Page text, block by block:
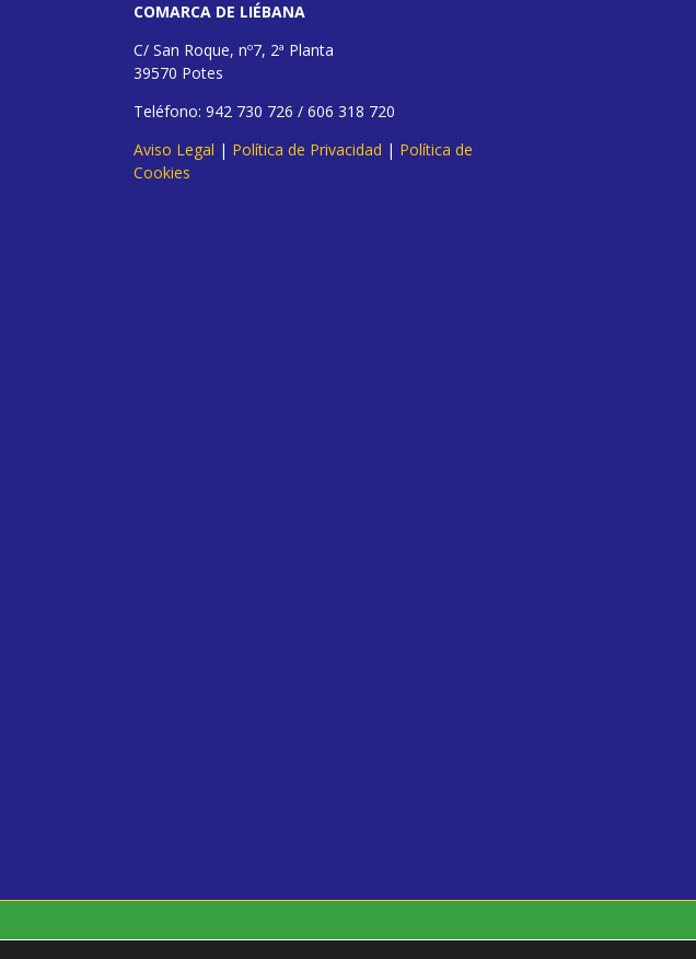
COMARCA DE LIÉBANA
C/ San Roque, nº7, 2ª Planta
39570 Potes
Teléfono: 942 730 726 / 606 318 720
Aviso Legal | Política de Privacidad | Política de
Cookies